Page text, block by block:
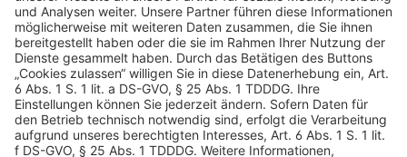
AGB Datenschutz
Impressum
Sicherheitshinweis
Compliance